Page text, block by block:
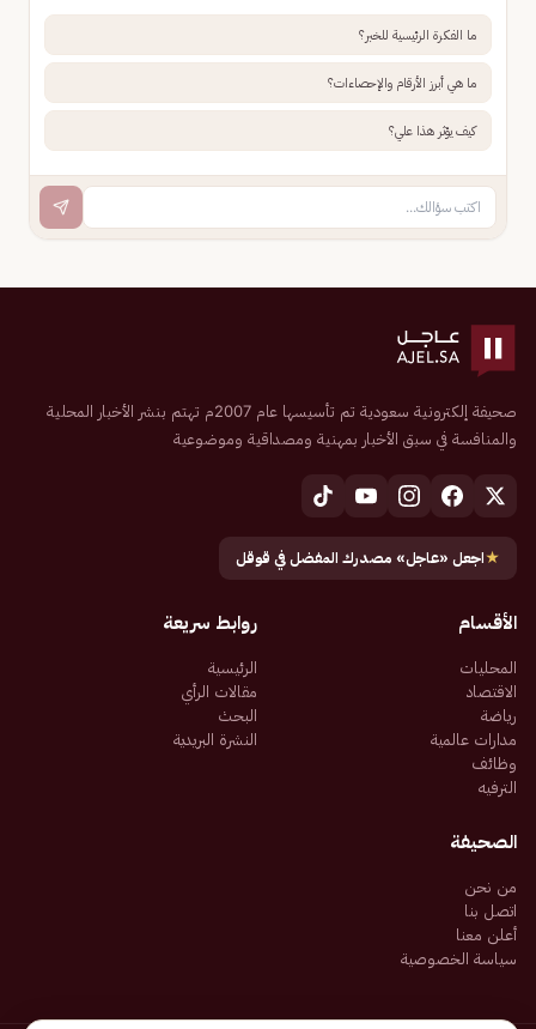
ما الفكرة الرئيسية للخبر؟
ما هي أبرز الأرقام والإحصاءات؟
كيف يؤثر هذا علي؟
صحيفة إلكترونية سعودية تم تأسيسها عام 2007م تهتم بنشر الأخبار المحلية
والمنافسة في سبق الأخبار بمهنية ومصداقية وموضوعية
★اجعل «عاجل» مصدرك المفضل في قوقل
الأقسام
المحليات
الاقتصاد
رياضة
مدارات عالمية
وظائف
الترفيه
روابط سريعة
الرئيسية
مقالات الرأي
البحث
النشرة البريدية
الصحيفة
من نحن
اتصل بنا
أعلن معنا
سياسة الخصوصية